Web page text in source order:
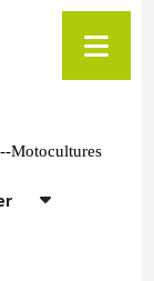
Motocultures